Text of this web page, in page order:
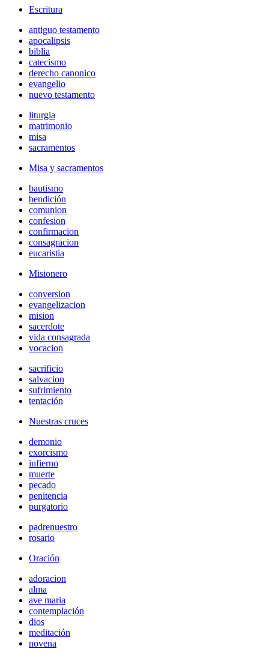
Escritura
antiguo testamento
apocalipsis
biblia
catecismo
derecho canonico
evangelio
nuevo testamento
liturgia
matrimonio
misa
sacramentos
Misa y sacramentos
bautismo
bendición
comunion
confesion
confirmacion
consagracion
eucaristia
Misionero
conversion
evangelizacion
mision
sacerdote
vida consagrada
vocacion
sacrificio
salvacion
sufrimiento
tentación
Nuestras cruces
demonio
exorcismo
infierno
muerte
pecado
penitencia
purgatorio
padrenuestro
rosario
Oración
adoracion
alma
ave maria
contemplación
dios
meditación
novena